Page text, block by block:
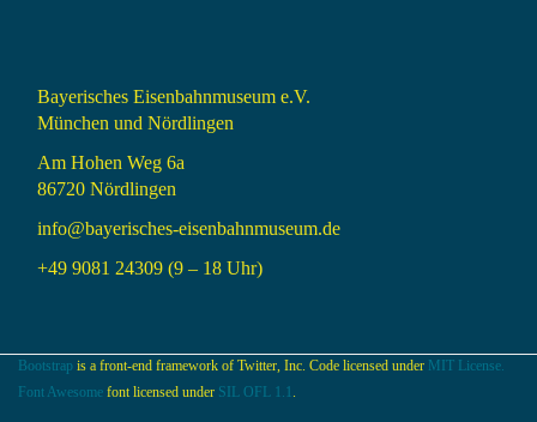
Bayerisches Eisenbahnmuseum e.V.
München und Nördlingen
Am Hohen Weg 6a
86720 Nördlingen
info@bayerisches-eisenbahnmuseum.de
+49 9081 24309 (9 – 18 Uhr)
Bootstrap is a front-end framework of Twitter, Inc. Code licensed under MIT License.
Font Awesome font licensed under SIL OFL 1.1 .